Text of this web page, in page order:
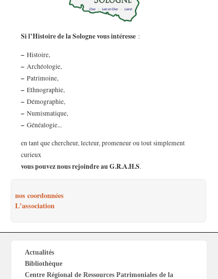
Si l’Histoire de la Sologne vous intéresse:
–Histoire,
–Archéologie,
–Patrimoine,
–Ethnographie,
–Démographie,
–Numismatique,
–Généalogie...
en tant que chercheur, lecteur, promeneur ou tout simplement
curieux
vous pouvez nous rejoindre au G.R.A.H.S.
nos coordonnées
L’association
Actualités
Bibliothèque
Centre Régional de Ressources Patrimoniales de la